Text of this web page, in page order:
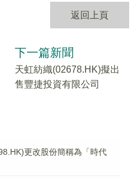
返回上頁
下一篇新聞
天虹紡織(02678.HK)擬出
售豐捷投資有限公司
更改股份簡稱為「時代